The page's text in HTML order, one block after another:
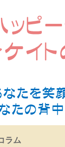
ラム